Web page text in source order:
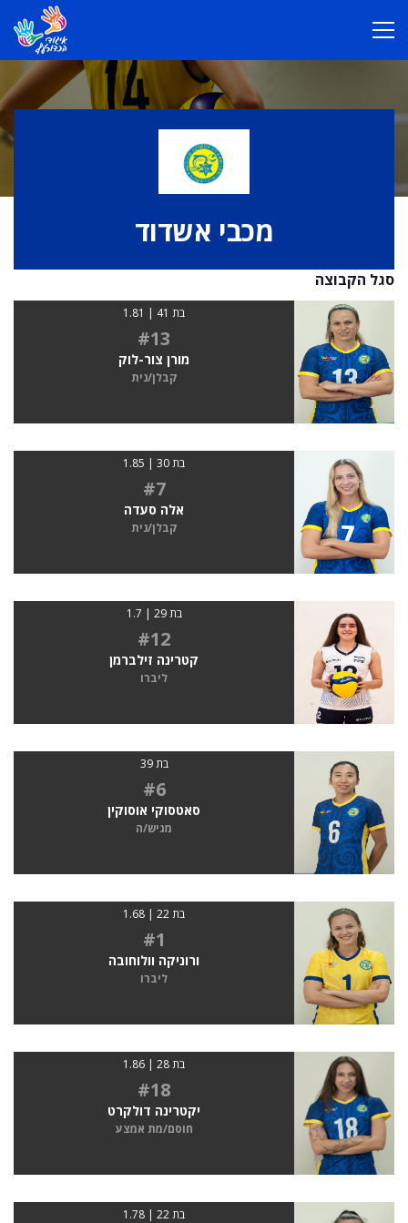
מכבי אשדוד
סגל הקבוצה
בת 41 | 1.81
#13
מורן צור-לוק
קבלן/נית
בת 30 | 1.85
#7
אלה סעדה
קבלן/נית
בת 29 | 1.7
#12
קטרינה זילברמן
ליברו
בת 39
#6
סאטסוקי אוסוקין
מגיש/ה
בת 22 | 1.68
#1
ורוניקה וולוחובה
ליברו
בת 28 | 1.86
#18
יקטרינה דולקרט
חוסם/מת אמצע
בת 22 | 1.78